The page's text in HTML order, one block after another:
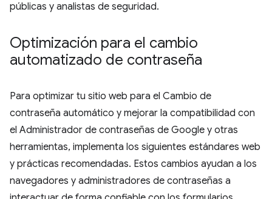
públicas y analistas de seguridad.
Optimización para el cambio
automatizado de contraseña
Para optimizar tu sitio web para el Cambio de
contraseña automático y mejorar la compatibilidad con
el Administrador de contraseñas de Google y otras
herramientas, implementa los siguientes estándares web
y prácticas recomendadas. Estos cambios ayudan a los
navegadores y administradores de contraseñas a